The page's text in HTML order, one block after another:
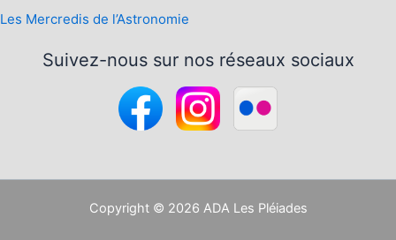
Les Mercredis de l’Astronomie
Suivez-nous sur nos réseaux sociaux
Copyright © 2026 ADA Les Pléiades